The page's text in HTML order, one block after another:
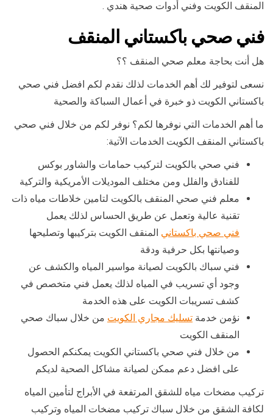
المنقف الكويت وفني أدوات صحية هندي .
فني صحي باكستاني المنقف
هل أنت بحاجة معلم صحي المنقف ؟؟
نسعى لتوفير لك أهم الخدمات لذلك نقدم لكم افضل فني صحي
باكستاني الكويت ذو خبرة في أعمال السباكة والصحية
ما أهم الخدمات التي نوفرها لكم؟ نوفر لكم من خلال فني صحي
باكستاني المنقف الكويت الخدمات الآتية:
فني صحي بالكويت لتركيب حمامات والشاور بوكس
للفنادق والفلل ومن مختلف الموديلات الأمريكية والتركية
معلم فني صحي المنقف بالكويت لتامين خلاطات مياه ذات
تقنية عالية وتعمل عن طريق الحساس لذلك يعمل
فني صحي باكستاني المنقف الكويت بتركيبها وتصليحها
وصيانتها بكل حرفية ودقة
فني سباك بالكويت لصيانة مواسير المياه والكشف عن
وجود أي تسريب في المياه لذلك يعمل فني متخصص في
كشف تسريبات الكويت على هذه الخدمة
نؤمن خدمة تسليك مجاري الكويت من خلال سباك صحي
المنقف الكويت
من خلال فني صحي باكستاني الكويت يمكنكم الحصول
على افضل دعم ممكن لصيانة مشاكل الصحية لديكم
تركيب مضخات مياه للشقق المرتفعة في الأبراج لتأمين المياه
لكافة الشقق من خلال سباك تركيب مضخات المياه وتركيب